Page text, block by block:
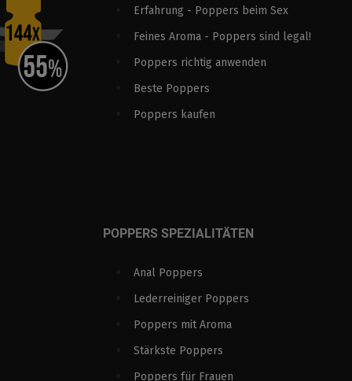
Erfahrung - Poppers beim Sex
Feines Aroma - Poppers sind legal!
Poppers richtig anwenden
Beste Poppers
Poppers kaufen
POPPERS SPEZIALITÄTEN
Anal Poppers
Lederreiniger Poppers
Poppers mit Aroma
Stärkste Poppers
Poppers für Frauen